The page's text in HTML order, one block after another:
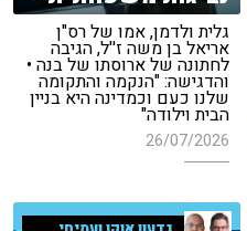
גלית ולדמן, אמו של רס"ן
אריאל בן משה ז''ל, הגיבה
לחתונה של ארוסתו של בנה •
והדגישה: "הנקמה והתקומה
שלנו כעם וכמדינה היא בניין
הבית וילודה"
26/07/2026